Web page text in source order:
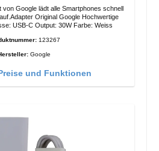
von Google lädt alle Smartphones schnell
Original Google Hochwertige
Verarbeitung Anschlüsse: USB-C Output: 30W Farbe: Weiss
123267
Google
und Funktionen